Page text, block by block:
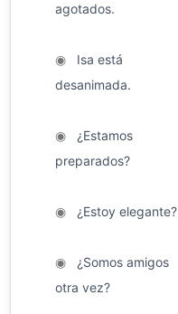
agotados.
◉Isa está
desanimada.
◉¿Estamos
preparados?
◉¿Estoy elegante?
◉¿Somos amigos
otra vez?